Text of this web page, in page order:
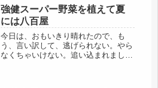
美味しそうに見えたので、鰹のタタキ
と迷った末、刺身を買って帰りまし
た。...
強健スーパー野菜を植えて夏
には八百屋
今日は、おもいきり晴れたので、も
う、言い訳して、逃げられない。やら
なくちゃいけない。追い込まれまし